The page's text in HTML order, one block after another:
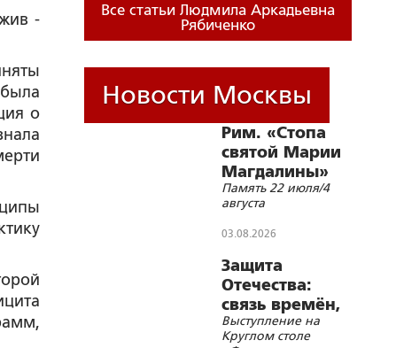
-
о
конструктивного
развития
Все статьи Людмила Аркадьевна
Рябиченко
Новости Москвы
Рим. «Стопа
святой Марии
Магдалины»
Память 22 июля/4
августа
03.08.2026
Защита
Отечества:
связь времён,
событий и
территорий
Выступление на
Круглом столе